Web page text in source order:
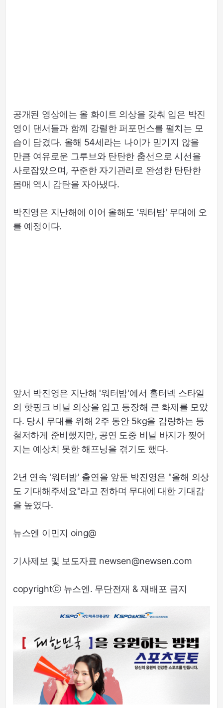
공개된 영상에는 올 화이트 의상을 갖춰 입은 박진
영이 댄서들과 함께 강렬한 퍼포먼스를 펼치는 모
습이 담겼다. 올해 54세라는 나이가 믿기지 않을
만큼 여유로운 그루브와 탄탄한 춤선으로 시선을
사로잡았으며, 꾸준한 자기관리로 완성한 탄탄한
몸매 역시 감탄을 자아냈다.
박진영은 지난해에 이어 올해도 '워터밤' 무대에 오
를 예정이다.
앞서 박진영은 지난해 '워터밤'에서 홀터넥 스타일
의 핫핑크 비닐 의상을 입고 등장해 큰 화제를 모았
다. 당시 무대를 위해 2주 동안 5kg을 감량하는 등
철저하게 준비했지만, 공연 도중 비닐 바지가 찢어
지는 예상치 못한 해프닝을 겪기도 했다.
2년 연속 '워터밤' 출연을 앞둔 박진영은 "올해 의상
도 기대해주세요"라고 전하며 무대에 대한 기대감
을 높였다.
뉴스엔 이민지 oing@
기사제보 및 보도자료 newsen@newsen.com
copyrightⓒ 뉴스엔. 무단전재 & 재배포 금지